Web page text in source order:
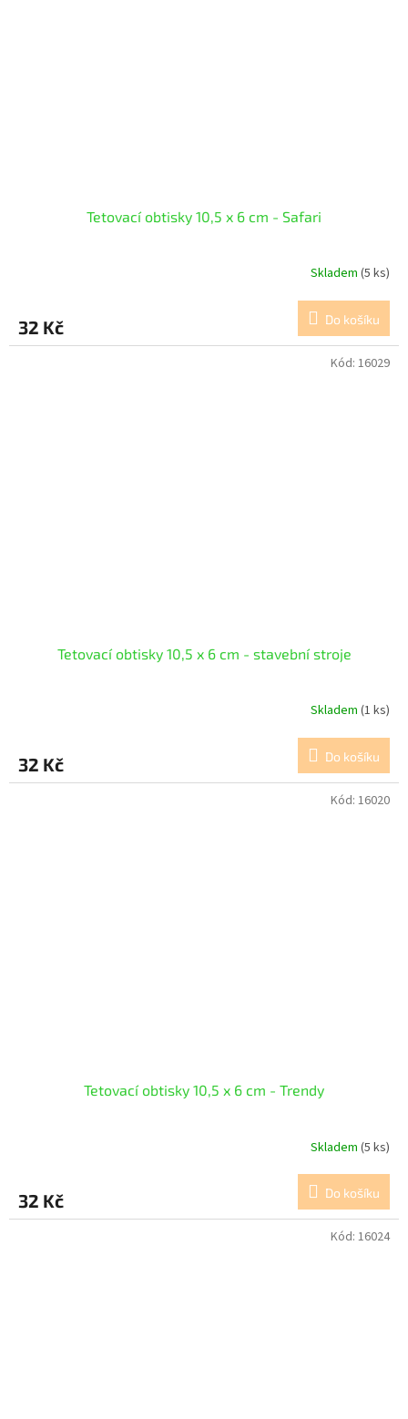
Tetovací obtisky 10,5 x 6 cm - Safari
Skladem (5 ks)
32 Kč Do košíku
Tetovací obtisky 10,5 x 6 cm - stavební stroje
Skladem (1 ks)
32 Kč Do košíku
Kód: 16029
Tetovací obtisky 10,5 x 6 cm - Trendy
Skladem (5 ks)
32 Kč Do košíku
Kód: 16020
Kód: 16024